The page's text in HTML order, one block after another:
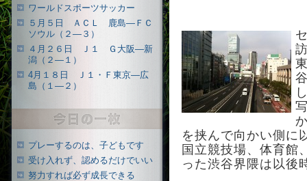
を挟んで向かい側に
国立競技場、体育館
った渋谷界隈は以後
ワールドスポーツサッカー
５月５日 ＡＣＬ 鹿島―ＦＣ
ソウル（２―３）
４月２６日 Ｊ１ Ｇ大阪―新
潟（２―１）
4月１８日 Ｊ１・Ｆ東京―広
島（１―２）
プレーするのは、子どもです
受け入れず、認めるだけでいい
努力すれば必ず成長できる